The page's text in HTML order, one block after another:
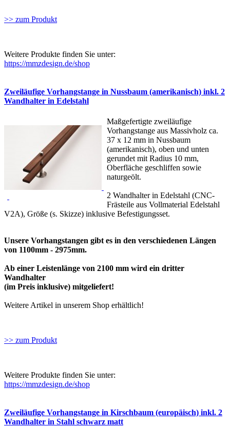
>> zum Produkt
Weitere Produkte finden Sie unter:
https://mmzdesign.de/shop
Zweiläufige Vorhangstange in Nussbaum (amerikanisch) inkl. 2
Wandhalter in Edelstahl
Maßgefertigte zweiläufige
Vorhangstange aus Massivholz ca.
37 x 12 mm in Nussbaum
(amerikanisch), oben und unten
gerundet mit Radius 10 mm,
Oberfläche geschliffen sowie
naturgeölt.
2 Wandhalter in Edelstahl (CNC-
Frästeile aus Vollmaterial Edelstahl
V2A), Größe (s. Skizze) inklusive Befestigungsset.
Unsere Vorhangstangen gibt es in den verschiedenen Längen
von 1100mm - 2975mm.
Ab einer Leistenlänge von 2100 mm wird ein dritter
Wandhalter
(im Preis inklusive) mitgeliefert!
Weitere Artikel in unserem Shop erhältlich!
>> zum Produkt
Weitere Produkte finden Sie unter:
https://mmzdesign.de/shop
Zweiläufige Vorhangstange in Kirschbaum (europäisch) inkl. 2
Wandhalter in Stahl schwarz matt